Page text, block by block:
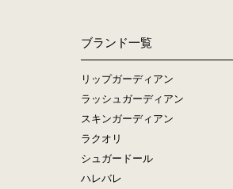
ブランド一覧
リップガーディアン
ラッシュガーディアン
スキンガーディアン
ラクオリ
シュガードール
ハレバレ